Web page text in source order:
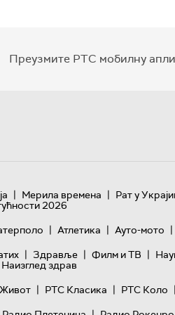
Преузмите РТС мобилну
| Мерила времена | Рат у
2026
| Атлетика | Ауто-мото |
| Здравље | Филм и ТВ |
Наизглед здрав
| РТС Класика | РТС Коло